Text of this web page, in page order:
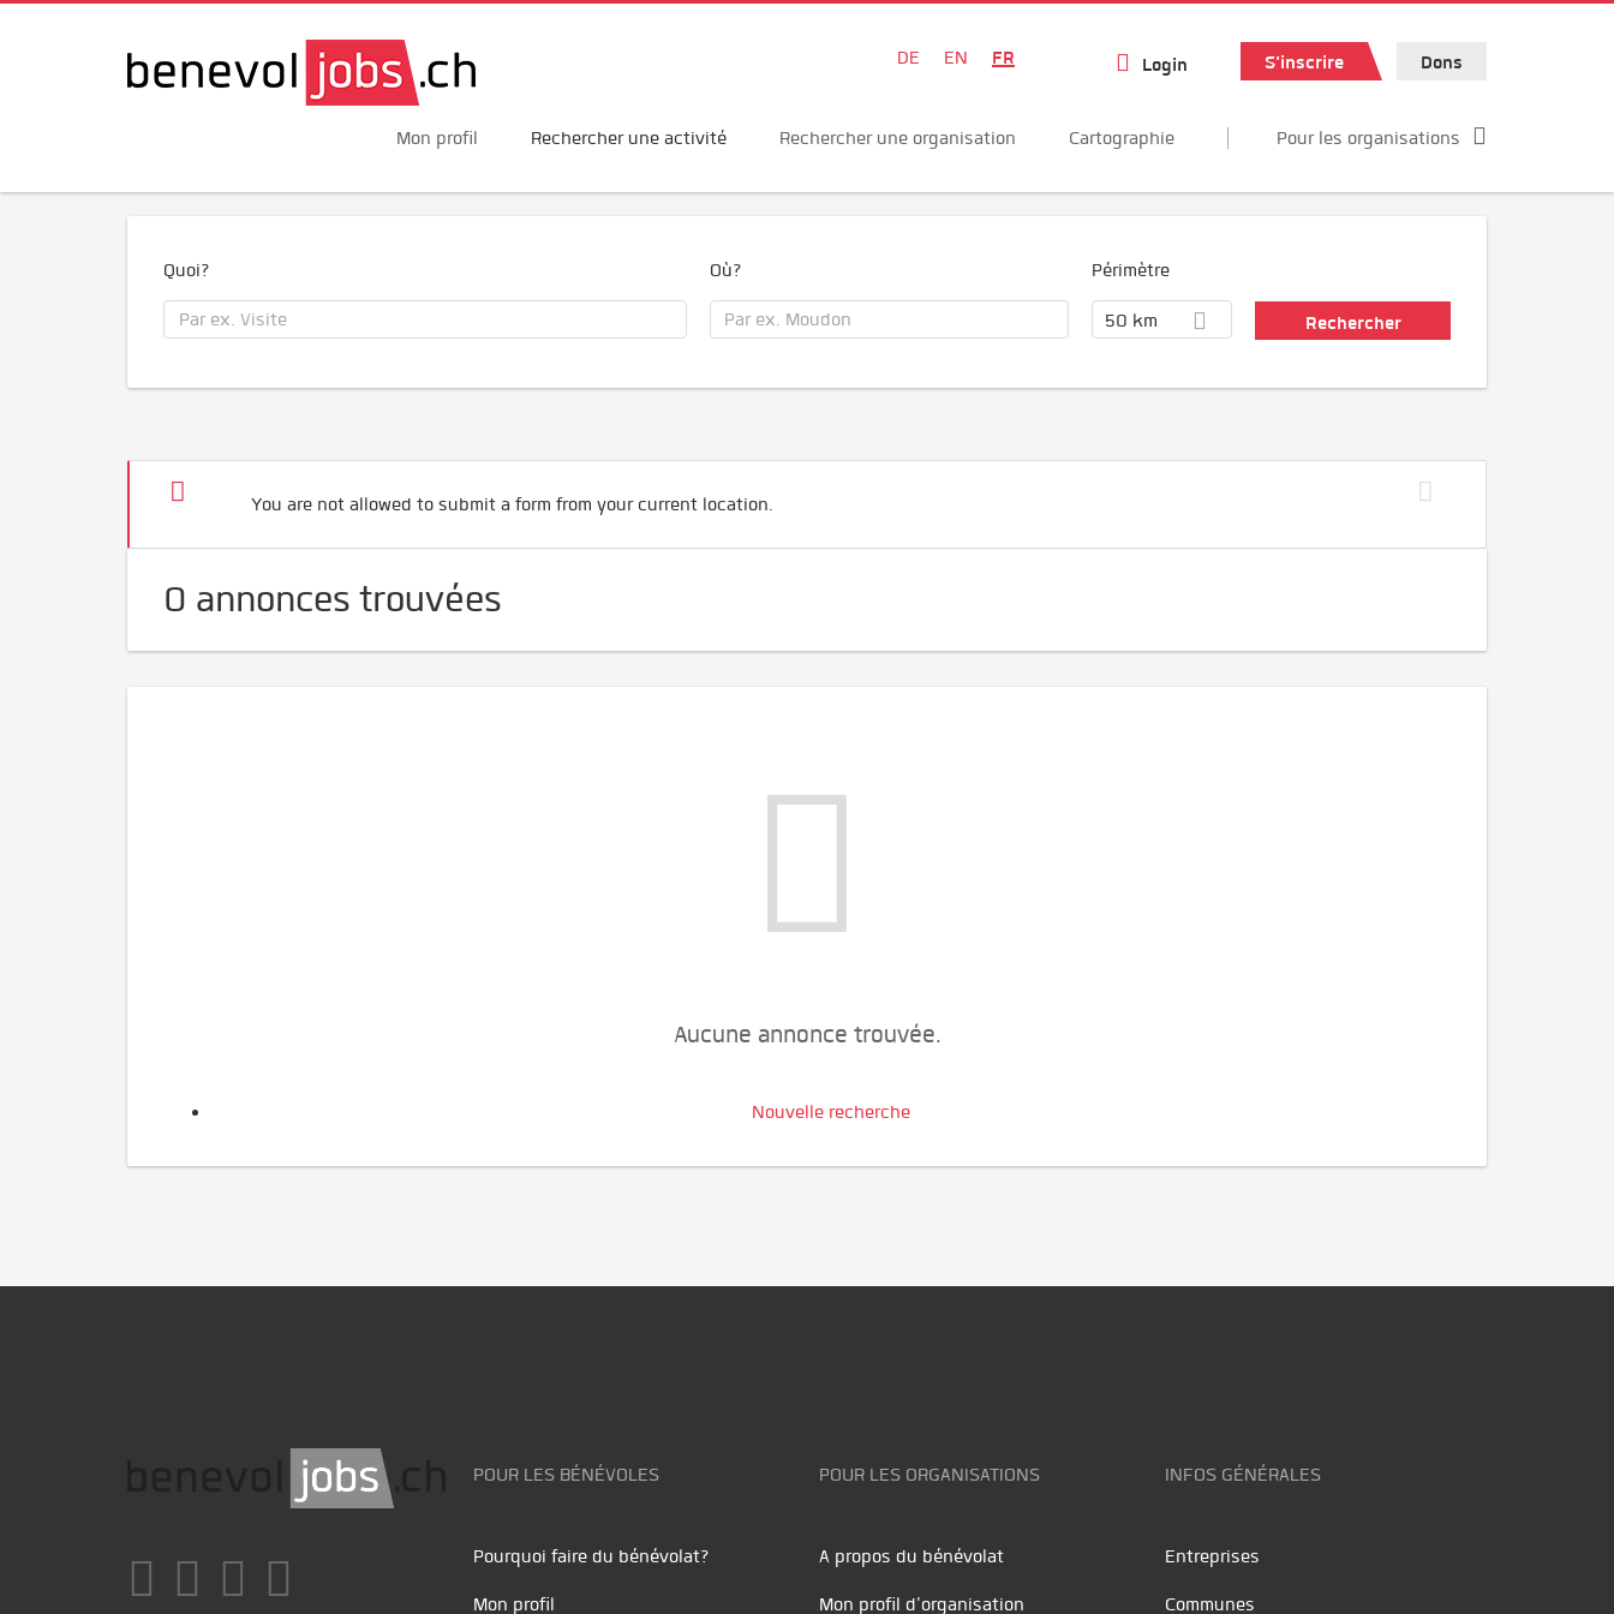
DE EN FR Login S'inscrire Dons
Mon profil Rechercher une activité Rechercher une organisation Cartographie Pour les organisations
Quoi? Où? Périmètre
50 km
You are not allowed to submit a form from your current location.
0 annonces trouvées
Aucune annonce trouvée.
Nouvelle recherche
POUR LES BÉNÉVOLES
Pourquoi faire du bénévolat?
Mon profil
POUR LES ORGANISATIONS
A propos du bénévolat
Mon profil d'organisation
INFOS GÉNÉRALES
Entreprises
Communes